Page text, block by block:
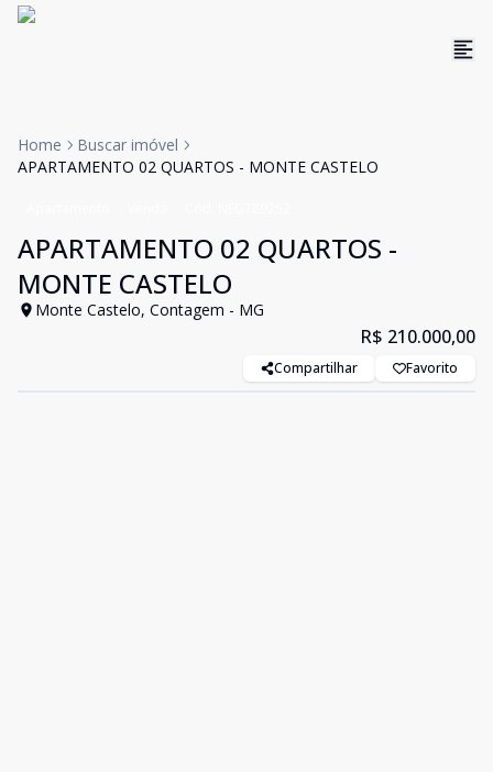
Home
Buscar imóvel
APARTAMENTO 02 QUARTOS - MONTE CASTELO
APARTAMENTO 02 QUARTOS -
MONTE CASTELO
Monte Castelo, Contagem - MG
R$ 210.000,00
Compartilhar Favorito